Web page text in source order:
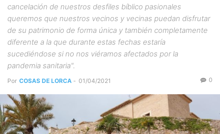
cancelación de nuestros desfiles bíblico pasionales
queremos que nuestros vecinos y vecinas puedan disfrutar
de su patrimonio de forma única y también completamente
diferente a la que durante estas fechas estaría
sucediéndose si no nos viéramos afectados por la
pandemia sanitaria".
Por COSAS DE LORCA - 01/04/2021 0